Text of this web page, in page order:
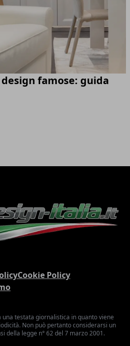
famose: guida
Cookie Policy
testata giornalistica in quanto viene
Non può pertanto considerarsi un
della legge n° 62 del 7 marzo 2001.